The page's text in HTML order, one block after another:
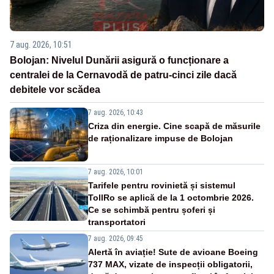
7 aug. 2026, 10:51
Bolojan: Nivelul Dunării asigură o funcționare a
centralei de la Cernavodă de patru-cinci zile dacă
debitele vor scădea
7 aug. 2026, 10:43
Criza din energie. Cine scapă de măsurile
de raționalizare impuse de Bolojan
7 aug. 2026, 10:01
Tarifele pentru rovinietă și sistemul
TollRo se aplică de la 1 octombrie 2026.
Ce se schimbă pentru șoferi și
transportatori
7 aug. 2026, 09:45
Alertă în aviație! Sute de avioane Boeing
737 MAX, vizate de inspecții obligatorii,